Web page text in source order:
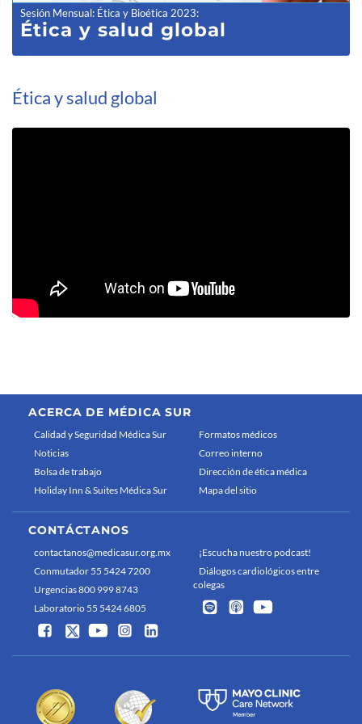
Sesión Mensual: Ética y Bioética 2023:
Ética y salud global
Ética y salud global
ACERCA DE MÉDICA SUR
Calidad y Seguridad Médica Sur
Noticias
Bolsa de trabajo
Holiday Inn & Suites Médica Sur
Formatos médicos
Correo interno
Dirección de ética médica
Mapa del sitio
CONTÁCTANOS
contactanos@medicasur.org.mx
Conmutador 55 5424 7200
Urgencias 800 999 8743
Laboratorio 55 5424 6805
¡Escucha nuestro podcast!
Diálogos cardiológicos entre
colegas